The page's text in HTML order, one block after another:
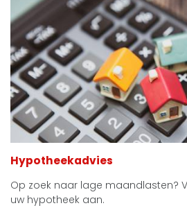
Hypotheekadvies
Op zoek naar lage maandlasten?
uw hypotheek aan.